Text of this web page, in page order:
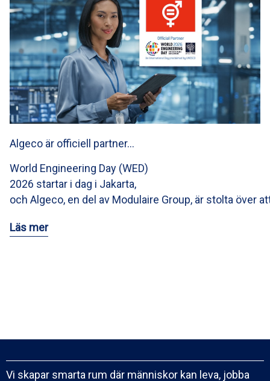
Algeco är officiell partner…
World Engineering Day (WED)
2026 startar i dag i Jakarta,
och Algeco, en del av Modulaire Group, är stolta över
Läs mer
Vi skapar smarta rum där människor kan leva, jobba